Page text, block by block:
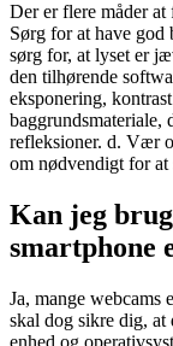
Der er flere måder
Sørg for at have
sørg for, at lyset er
den tilhørende
eksponering,
refleksioner. d. Vær
om nødvendigt for at
Kan jeg
smartphone
Ja, mange webcams
skal dog sikre dig,
enhed og